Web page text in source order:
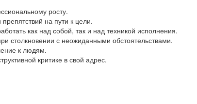
росту.
на пути к цели.
как над собой, так и над техникой исполнения.
столкновении с неожиданными обстоятельствами.
к людям.
критике в свой адрес.